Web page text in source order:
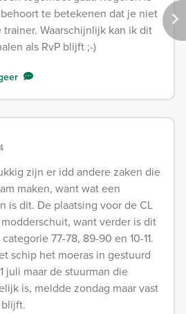
te betekenen dat je niet
Waarschijnlijk kan ik dit
als RvP blijft ;-)
zijn er idd andere zaken die
maken, want wat een
is dit. De plaatsing voor de CL
want verder is dit
77-78, 89-90 en 10-11.
schip het moeras in gestuurd
juli maar de stuurman die
is, meldde zondag maar vast